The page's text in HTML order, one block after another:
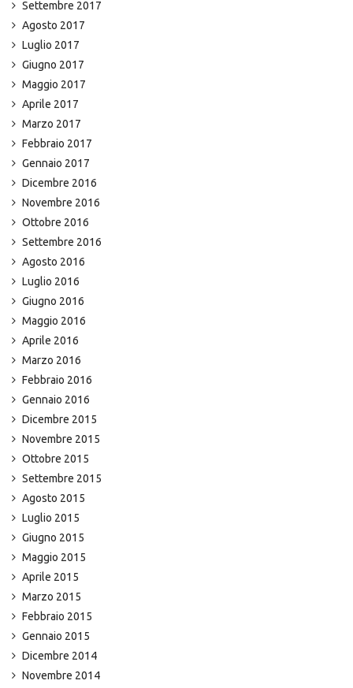
Settembre 2017
Agosto 2017
Luglio 2017
Giugno 2017
Maggio 2017
Aprile 2017
Marzo 2017
Febbraio 2017
Gennaio 2017
Dicembre 2016
Novembre 2016
Ottobre 2016
Settembre 2016
Agosto 2016
Luglio 2016
Giugno 2016
Maggio 2016
Aprile 2016
Marzo 2016
Febbraio 2016
Gennaio 2016
Dicembre 2015
Novembre 2015
Ottobre 2015
Settembre 2015
Agosto 2015
Luglio 2015
Giugno 2015
Maggio 2015
Aprile 2015
Marzo 2015
Febbraio 2015
Gennaio 2015
Dicembre 2014
Novembre 2014